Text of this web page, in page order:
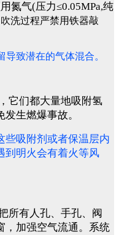
氮气(压力≤0.05MPa,纯
洗过程严禁用铁器敲
致潜在的气体混合。
它们都大量地吸附氢
生燃爆事故。
些吸附剂或者保温层内
到明火会有着火等风
所有人孔、手孔、阀
，加强空气流通。系统